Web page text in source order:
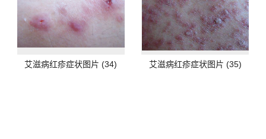
艾滋病红疹症状图片 (34) 艾滋病红疹症状图片 (35)